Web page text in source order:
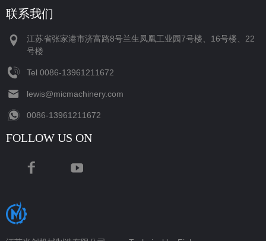
联系我们
江苏省张家港市济富路8号兰生凤凰工业园7号楼、16号楼、22
号楼
Tel ‪0086-13961211672‬
lewis@micmachinery.com
‪0086-13961211672‬
FOLLOW US ON